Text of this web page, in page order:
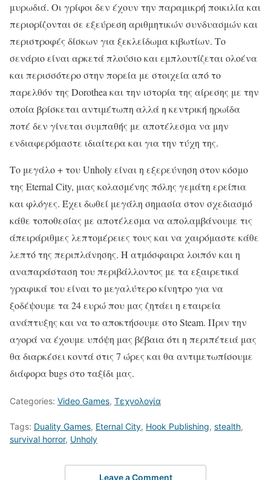
μυρωδιά. Οι γρίφοι δεν έχουν την παραμικρή ποικιλία και
περιορίζονται σε εξεύρεση αριθμητικών συνδυασμών και
περιστροφές δίσκων για ξεκλείδωμα κιβωτίων. Το
σενάριο είναι αρκετά πλούσιο και εμπλουτίζεται ολοένα
και περισσότερο στην πορεία με στοιχεία από το
παρελθόν της Dorothea και την ιστορία της αίρεσης με την
οποία βρίσκεται αντιμέτωπη αλλά η κεντρική ηρωίδα
ποτέ δεν γίνεται συμπαθής με αποτέλεσμα να μην
ενδιαφερόμαστε ιδιαίτερα και για την τύχη της.
Το μεγάλο + του Unholy είναι η εξερεύνηση στον κόσμο
της Eternal City, μιας κολασμένης πόλης γεμάτη ερείπια
και φλόγες. Έχει δωθεί μεγάλη σημασία στον σχεδιασμό
κάθε τοποθεσίας με αποτέλεσμα να απολαμβάνουμε τις
άπειράριθμες λεπτομέρειες τους και να χαιρόμαστε κάθε
λεπτό της περιπλάνησης. Η ατμόσφαιρα λοιπόν και η
αναπαράσταση του περιβάλλοντος με τα εξαιρετικά
γραφικά του είναι το μεγαλύτερο κίνητρο για να
ξοδέψουμε τα 24 ευρώ που μας ζητάει η εταιρεία
ανάπτυξης και να το αποκτήσουμε στο Steam. Πριν την
αγορά να έχουμε υπόψη μας βέβαια ότι η περιπέτειά μας
θα διαρκέσει κοντά στις 7 ώρες και θα αντιμετωπίσουμε
διάφορα bugs στο ταξίδι μας.
Categories: Video Games, Τεχνολογία
Tags: Duality Games, Eternal City, Hook Publishing, stealth,
survival horror, Unholy
Leave a Comment